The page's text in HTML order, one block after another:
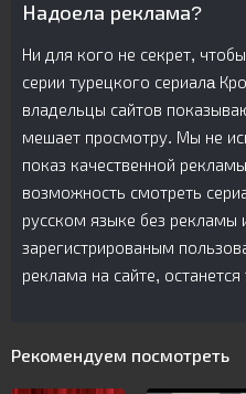
Надоела реклама?
Ни для кого не секрет,
серии турецкого сериалa
владельцы сайтов
мешает просмотру. Мы не
показ качественной
возможность смотреть
русском языке без рекламы
зарегистрированым
реклама на сайте,
Рекомендуем посмотреть